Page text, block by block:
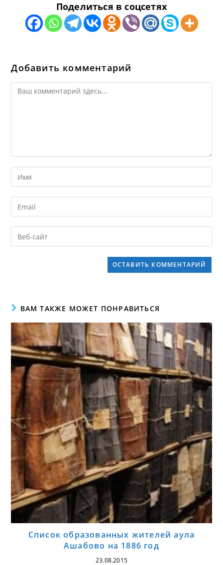
Поделиться в соцсетях
Добавить комментарий
ВАМ ТАКЖЕ МОЖЕТ ПОНРАВИТЬСЯ
Список образованных жителей аула
Ашабово на 1886 год
23.08.2015